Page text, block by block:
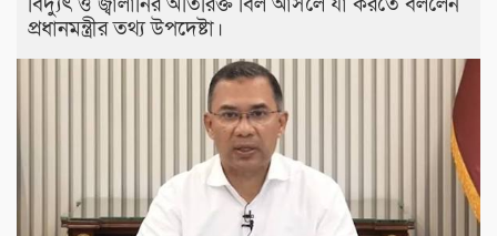
প্রধানমন্ত্রীর তথ্য উপদেষ্টা।